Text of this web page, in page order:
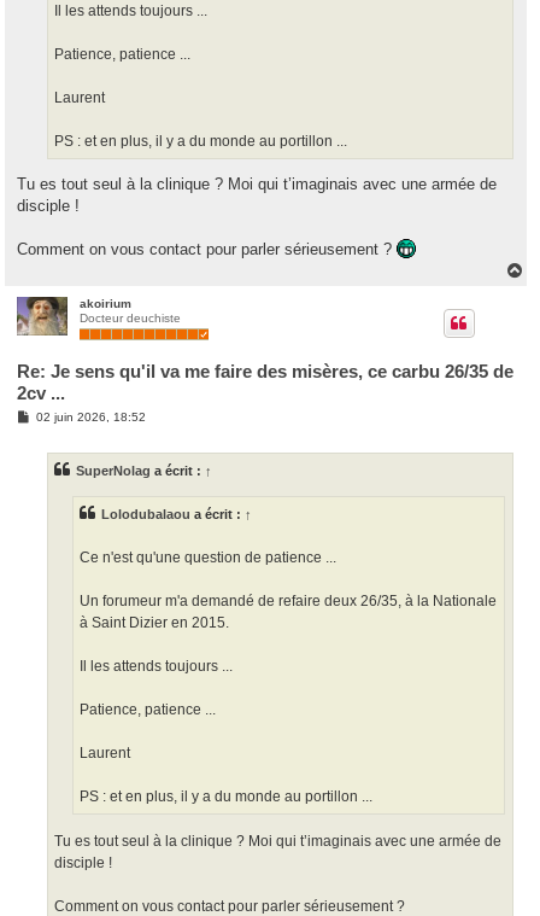
Il les attends toujours ...
Patience, patience ...
Laurent
PS : et en plus, il y a du monde au portillon ...
Tu es tout seul à la clinique ? Moi qui t’imaginais avec une armée de
disciple !
Comment on vous contact pour parler sérieusement ?
akoirium
Docteur deuchiste
Re: Je sens qu'il va me faire des misères, ce carbu 26/35 de
2cv ...
M02 juin 2026, 18:52
SuperNolag a écrit : ↑
Lolodubalaou a écrit : ↑
Ce n'est qu'une question de patience ...
Un forumeur m'a demandé de refaire deux 26/35, à la Nationale
à Saint Dizier en 2015.
Il les attends toujours ...
Patience, patience ...
Laurent
PS : et en plus, il y a du monde au portillon ...
Tu es tout seul à la clinique ? Moi qui t’imaginais avec une armée de
disciple !
Comment on vous contact pour parler sérieusement ?